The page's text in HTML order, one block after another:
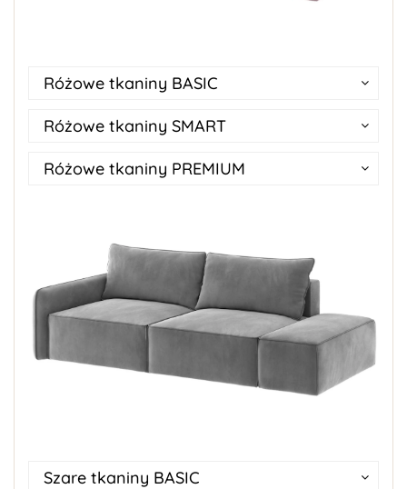
Różowe tkaniny BASIC
Różowe tkaniny SMART
Różowe tkaniny PREMIUM
Szare tkaniny BASIC